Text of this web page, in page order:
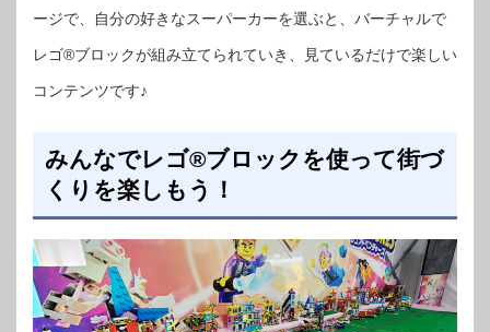
ージで、自分の好きなスーパーカーを選ぶと、バーチャルで
レゴ®ブロックが組み立てられていき、見ているだけで楽しい
コンテンツです♪
みんなでレゴ®ブロックを使って街づ
くりを楽しもう！